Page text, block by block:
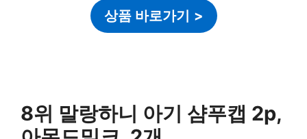
상품 바로가기 >
8위 말랑하니 아기 샴푸캡 2p,